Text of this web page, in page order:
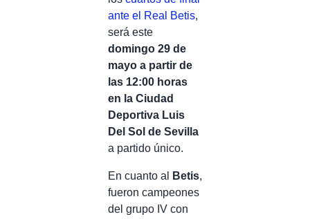
ante el Real Betis,
será este
domingo 29 de
mayo a partir de
las 12:00 horas
en la Ciudad
Deportiva Luis
Del Sol de Sevilla
a partido único.
En cuanto al Betis,
fueron campeones
del grupo IV con